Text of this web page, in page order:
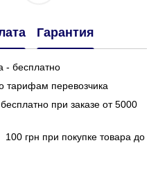
Гарантия
- бесплатно
тарифам перевозчика
при заказе от 5000
товара до